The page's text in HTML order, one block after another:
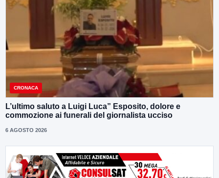
CRONACA
L’ultimo saluto a Luigi Luca” Esposito, dolore e
commozione ai funerali del giornalista ucciso
6 AGOSTO 2026